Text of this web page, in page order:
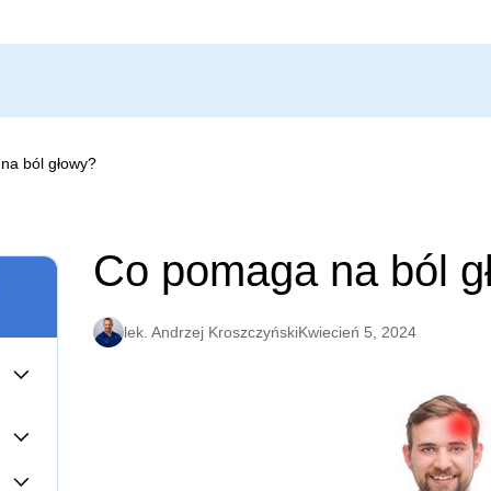
ból głowy?
Co pomaga na ból
lek. Andrzej KroszczyńskiKwiecień 5, 2024